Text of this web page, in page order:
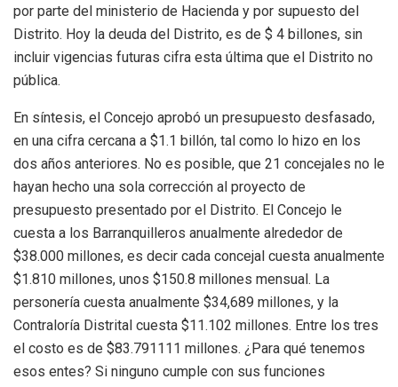
por parte del ministerio de Hacienda y por supuesto del
Distrito. Hoy la deuda del Distrito, es de $ 4 billones, sin
incluir vigencias futuras cifra esta última que el Distrito no
pública.
En síntesis, el Concejo aprobó un presupuesto desfasado,
en una cifra cercana a $1.1 billón, tal como lo hizo en los
dos años anteriores. No es posible, que 21 concejales no le
hayan hecho una sola corrección al proyecto de
presupuesto presentado por el Distrito. El Concejo le
cuesta a los Barranquilleros anualmente alrededor de
$38.000 millones, es decir cada concejal cuesta anualmente
$1.810 millones, unos $150.8 millones mensual. La
personería cuesta anualmente $34,689 millones, y la
Contraloría Distrital cuesta $11.102 millones. Entre los tres
el costo es de $83.791111 millones. ¿Para qué tenemos
esos entes? Si ninguno cumple con sus funciones